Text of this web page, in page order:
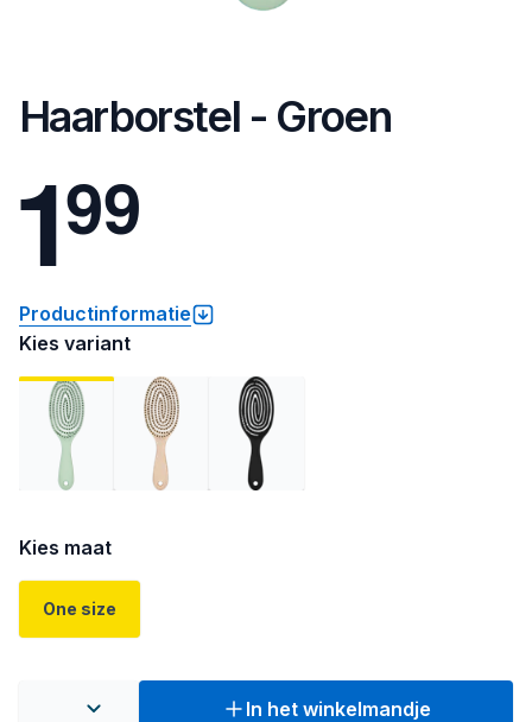
Haarborstel - Groen
199
Productinformatie
Kies variant
Kies maat
One size
In het winkelmandje